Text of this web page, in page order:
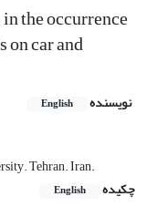
the occurrence
car and
نویسنده English
Tehran. Iran.
چکیده
English